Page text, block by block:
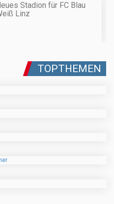
Stadion für FC Blau
Linz
TOPTHEMEN